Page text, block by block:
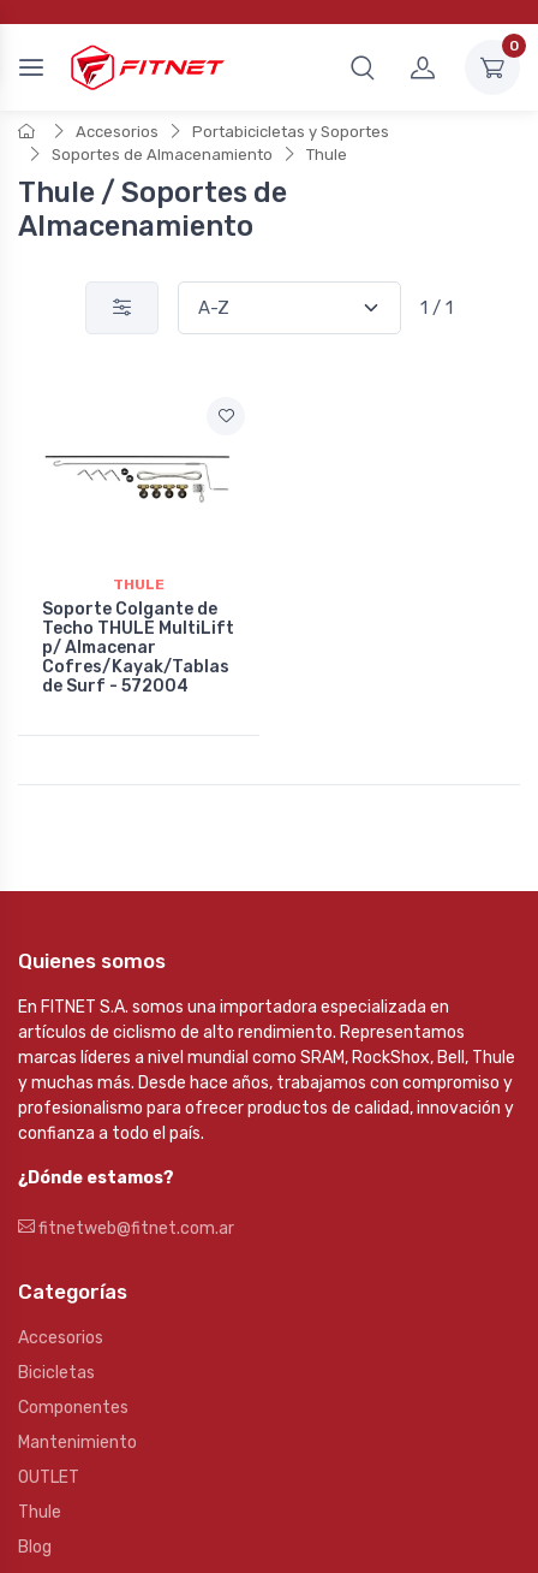
0
Accesorios
Portabicicletas y Soportes
Soportes de Almacenamiento
Thule
Thule / Soportes de
Almacenamiento
1 / 1
THULE
Soporte Colgante de
Techo THULE MultiLift
p/ Almacenar
Cofres/Kayak/Tablas
de Surf - 572004
Quienes somos
En FITNET S.A. somos una importadora especializada en
artículos de ciclismo de alto rendimiento. Representamos
marcas líderes a nivel mundial como SRAM, RockShox, Bell, Thule
y muchas más. Desde hace años, trabajamos con compromiso y
profesionalismo para ofrecer productos de calidad, innovación y
confianza a todo el país.
¿Dónde estamos?
fitnetweb@fitnet.com.ar
Categorías
Accesorios
Bicicletas
Componentes
Mantenimiento
OUTLET
Thule
Blog